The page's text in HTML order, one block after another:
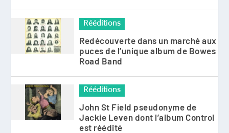
Rééditions
Redécouverte dans un marché aux
puces de l’unique album de Bowes
Road Band
Rééditions
John St Field pseudonyme de
Jackie Leven dont l’album Control
est réédité